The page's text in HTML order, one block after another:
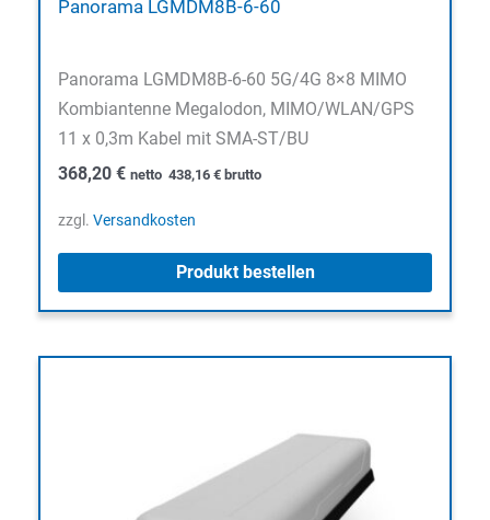
Panorama LGMDM8B-6-60
Panorama LGMDM8B-6-60 5G/4G 8×8 MIMO
Kombiantenne Megalodon, MIMO/WLAN/GPS
11 x 0,3m Kabel mit SMA-ST/BU
368,20 € netto 438,16 € brutto
zzgl. Versandkosten
Produkt bestellen